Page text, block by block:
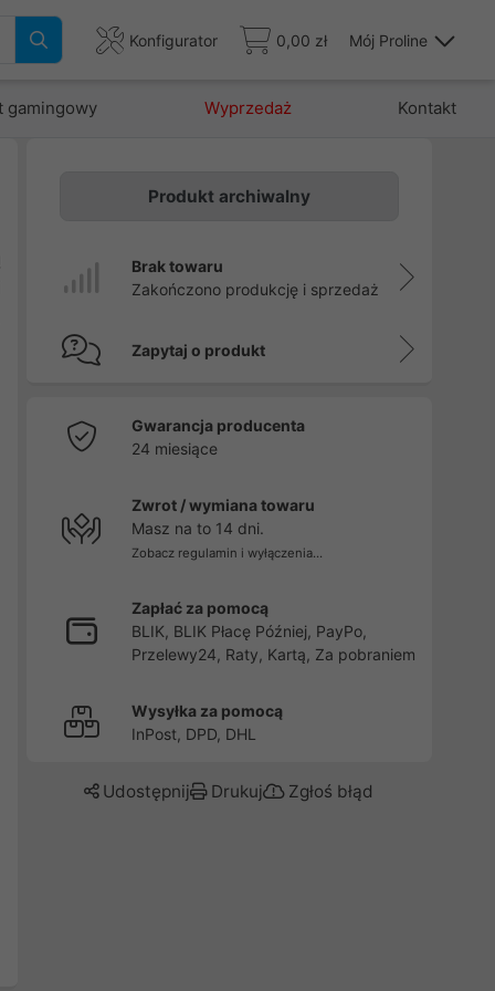
Konfigurator 0,00 zł Mój Proline
gamingowy Wyprzedaż Kontakt
Produkt archiwalny
Brak towaru
Zakończono produkcję i sprzedaż
Zapytaj o produkt
Gwarancja producenta
24 miesiące
Zwrot / wymiana towaru
Masz na to 14 dni.
Zobacz regulamin i wyłączenia...
Zapłać za pomocą
BLIK, BLIK Płacę Później, PayPo,
Przelewy24, Raty, Kartą, Za pobraniem
Wysyłka za pomocą
InPost, DPD, DHL
Udostępnij Drukuj Zgłoś błąd